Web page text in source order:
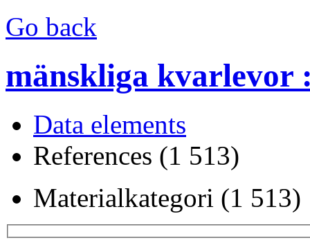
Go back
mänskliga kvarlevor
Data elements
References (1 513)
Materialkategori (1 513)